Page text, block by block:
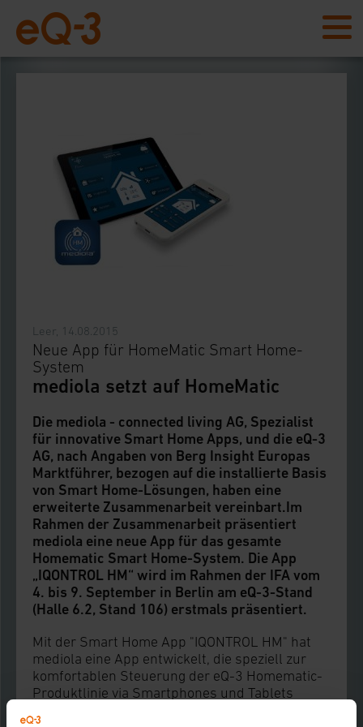
Leer, 14.08.2015
mediola setzt auf HomeMatic
Neue App für HomeMatic Smart Home-
System
Die mediola - connected living AG, Spezialist
für innovative Smart Home Apps, und die eQ-3
AG, nach Angaben von Berg Insight Europas
Marktführer, bezogen auf die installierte Basis
von Smart Home-Lösungen, haben eine
erweiterte Zusammenarbeit vereinbart.Im
Rahmen der Zusammenarbeit präsentiert
mediola eine neue App für das gesamte
Homematic Smart Home-System. Die App
„IQONTROL HM“ wird im Rahmen der IFA vom
4. bis 9. September in Berlin am eQ-3-Stand
(Halle 6.2, Stand 106) erstmals präsentiert.
Mit der Smart Home App "IQONTROL HM" hat
mediola eine App entwickelt, die speziell zur
komfortablen Steuerung der eQ-3 Homematic-
Produktlinie via Smartphones und Tablets